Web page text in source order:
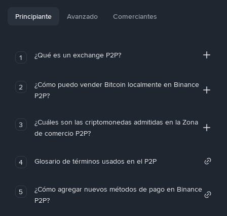
Principiante Avanzado Comerciantes
1 ¿Qué es un exchange P2P?
2
¿Cómo puedo vender Bitcoin localmente en Binance
P2P?
3
¿Cuáles son las criptomonedas admitidas en la Zona
de comercio P2P?
4 Glosario de términos usados en el P2P
5
¿Cómo agregar nuevos métodos de pago en Binance
P2P?